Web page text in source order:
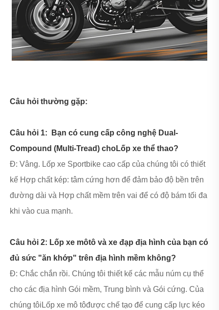
Câu hỏi thường gặp:
Câu hỏi 1: Bạn có cung cấp công nghệ Dual-
Compound (Multi-Tread) choLốp xe thể thao?
Đ: Vâng. Lốp xe Sportbike cao cấp của chúng tôi có thiết
kế Hợp chất kép: tâm cứng hơn để đảm bảo độ bền trên
đường dài và Hợp chất mềm trên vai để có độ bám tối đa
khi vào cua mạnh.
Câu hỏi 2: Lốp xe môtô và xe đạp địa hình của bạn có
đủ sức "ăn khớp" trên địa hình mềm không?
Đ: Chắc chắn rồi. Chúng tôi thiết kế các mẫu núm cụ thể
cho các địa hình Gói mềm, Trung bình và Gói cứng. Của
chúng tôi Lốp xe mô tôđược chế tạo để cung cấp lực kéo